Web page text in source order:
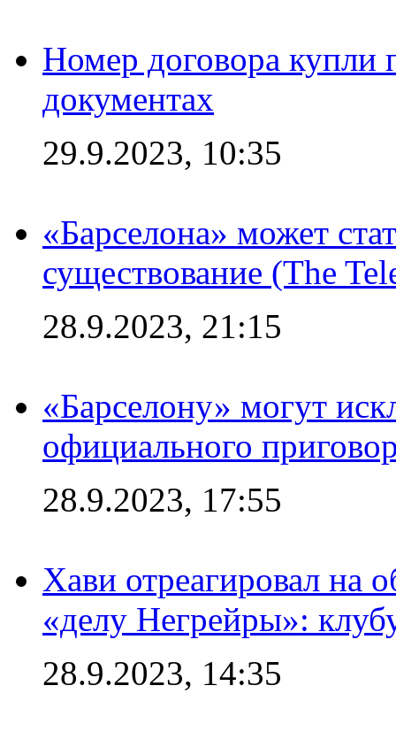
Номер договора купли
документах
29.9.2023, 10:35
«Барселона» может
существование (The
28.9.2023, 21:15
«Барселону» могут
официального
28.9.2023, 17:55
Хави отреагировал на
«делу Негрейры»:
28.9.2023, 14:35